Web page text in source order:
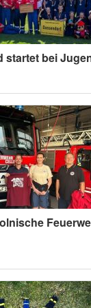
startet bei